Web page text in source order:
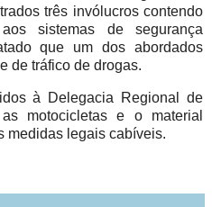
três invólucros contendo
sistemas de segurança
que um dos abordados
de tráfico de drogas.
à Delegacia Regional de
motocicletas e o material
medidas legais cabíveis.